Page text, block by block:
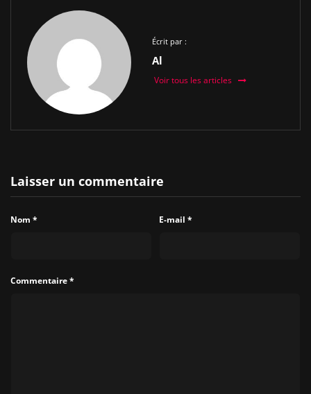
Écrit par :
Al
Voir tous les articles
Laisser un commentaire
Nom * E-mail *
Commentaire*